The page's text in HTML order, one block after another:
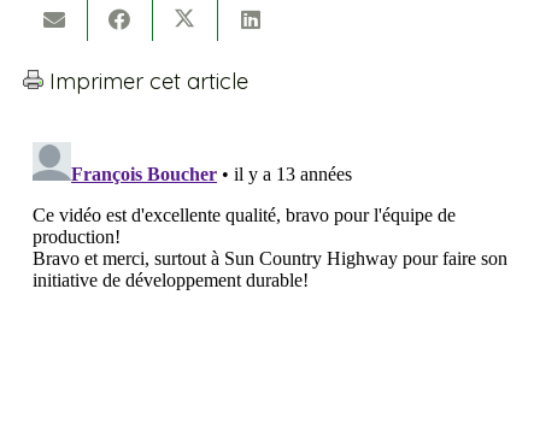
Imprimer cet article